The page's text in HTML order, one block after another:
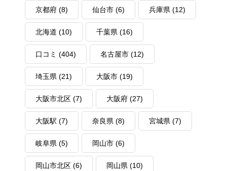
京都府 (8) 仙台市 (6) 兵庫県 (12)
北海道 (10) 千葉県 (16)
口コミ (404) 名古屋市 (12)
埼玉県 (21) 大阪市 (19)
大阪市北区 (7) 大阪府 (27)
大阪駅 (7) 奈良県 (8) 宮城県 (7)
岐阜県 (5) 岡山市 (6)
岡山市北区 (6) 岡山県 (10)